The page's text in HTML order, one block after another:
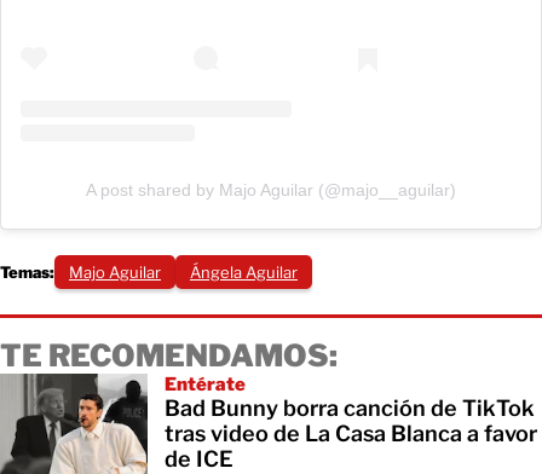
A post shared by Majo Aguilar (@majo__aguilar)
Temas: Majo Aguilar Ángela Aguilar
TE RECOMENDAMOS:
Entérate
Bad Bunny borra canción de TikTok
tras video de La Casa Blanca a favor
de ICE